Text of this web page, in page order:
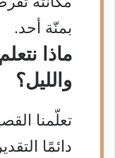
بمنّة أحد.
ماذا
والليل؟
تعلّمنا
دائمًا